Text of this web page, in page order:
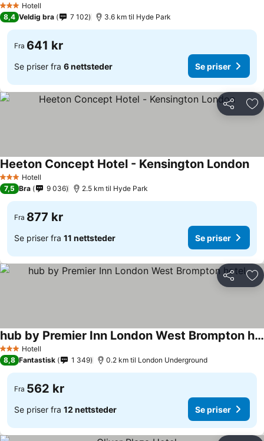
3 StjernerHotell
8,4 Veldig bra 7 102 3.6 km til Hyde Park
Fra 641 kr
Se priser fra 6 nettsteder Se priser
Del
3 StjernerHotell
Heeton Concept Hotel - Kensington London
7,5 Bra 9 036 2.5 km til Hyde Park
Fra 877 kr
Se priser fra 11 nettsteder Se priser
Del
3 StjernerHotell
hub by Premier Inn London West Brompton hotel
8,8 Fantastisk 1 349 0.2 km til London Underground
Fra 562 kr
Se priser fra 12 nettsteder Se priser